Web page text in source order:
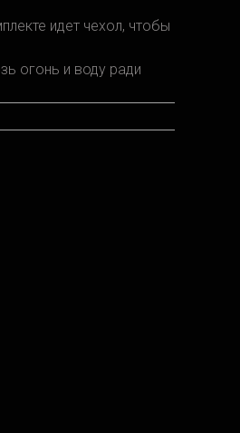
идет чехол, чтобы
огонь и воду ради